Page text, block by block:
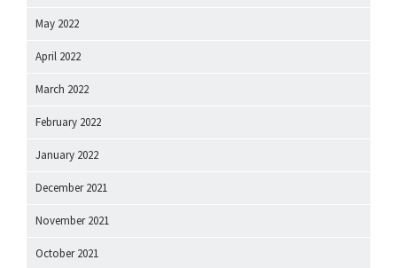
May 2022
April 2022
March 2022
February 2022
January 2022
December 2021
November 2021
October 2021